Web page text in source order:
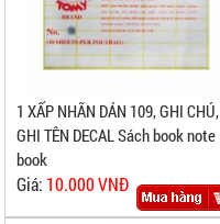
1 XẤP NHÃN DÁN 109, GHI CHÚ,
GHI TÊN DECAL Sách book note
book
Giá: 10.000 VNĐ